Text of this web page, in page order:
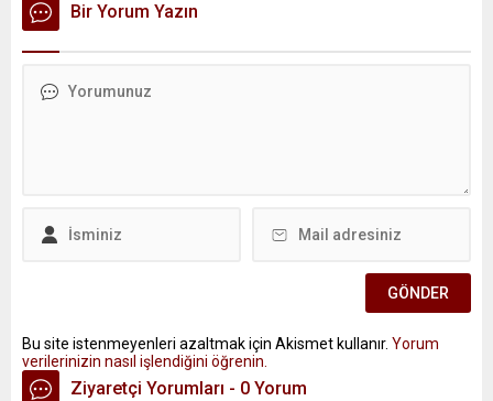
Bir Yorum Yazın
Bu site istenmeyenleri azaltmak için Akismet kullanır. Yorum
verilerinizin nasıl işlendiğini öğrenin.
Ziyaretçi Yorumları - 0 Yorum